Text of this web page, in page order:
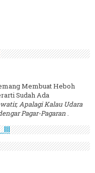
Membuat Heboh
Sudah Ada
Apalagi Kalau Udara
Pagar-Pagaran.